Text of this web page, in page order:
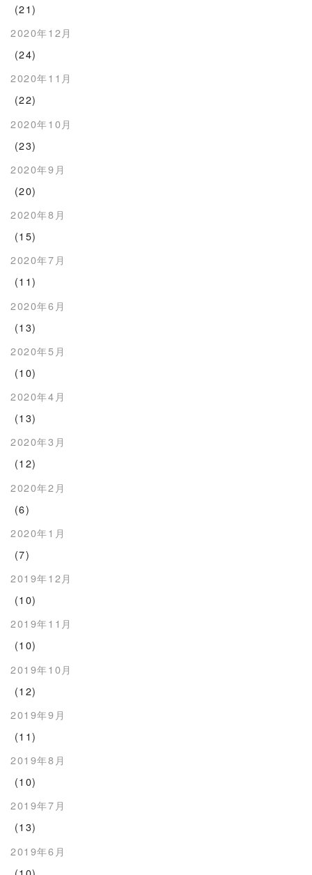
(21)
2020年12月
(24)
2020年11月
(22)
2020年10月
(23)
2020年9月
(20)
2020年8月
(15)
2020年7月
(11)
2020年6月
(13)
2020年5月
(10)
2020年4月
(13)
2020年3月
(12)
2020年2月
(6)
2020年1月
(7)
2019年12月
(10)
2019年11月
(10)
2019年10月
(12)
2019年9月
(11)
2019年8月
(10)
2019年7月
(13)
2019年6月